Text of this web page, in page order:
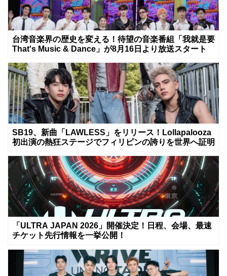
台湾音楽界の歴史を変える！待望の音楽番組「我就是要
That's Music & Dance」が8月16日より放送スタート
SB19、新曲「LAWLESS」をリリース！Lollapalooza
初出演の熱狂ステージでフィリピンの誇りを世界へ証明
「ULTRA JAPAN 2026」開催決定！日程、会場、最速
チケット先行情報を一挙公開！